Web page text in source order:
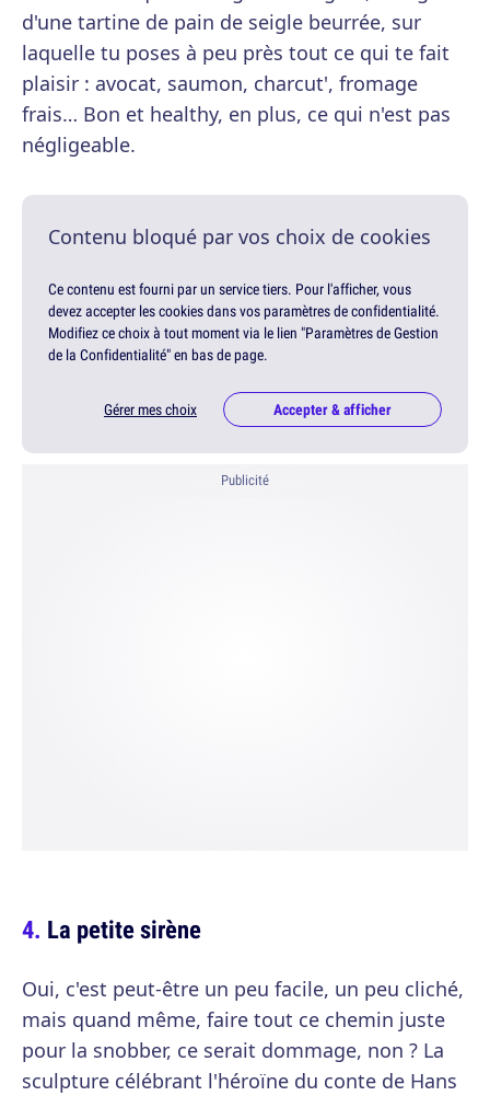
d'une tartine de pain de seigle beurrée, sur
laquelle tu poses à peu près tout ce qui te fait
plaisir : avocat, saumon, charcut', fromage
frais… Bon et healthy, en plus, ce qui n'est pas
négligeable.
Contenu bloqué par vos choix de cookies
Ce contenu est fourni par un service tiers. Pour l'afficher, vous
devez accepter les cookies dans vos paramètres de confidentialité.
Modifiez ce choix à tout moment via le lien "Paramètres de Gestion
de la Confidentialité" en bas de page.
Gérer mes choix Accepter & afficher
Publicité
La petite sirène
Oui, c'est peut-être un peu facile, un peu cliché,
mais quand même, faire tout ce chemin juste
pour la snobber, ce serait dommage, non ? La
sculpture célébrant l'héroïne du conte de Hans